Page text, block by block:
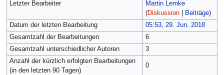
Letzter Bearbeiter
Martin Lemke
(Diskussion| Beiträge)
Datum der letzten Bearbeitung
05:53, 29. Jun. 2018
Gesamtzahl der Bearbeitungen
6
Gesamtzahl unterschiedlicher Autoren
3
Anzahl der kürzlich erfolgten Bearbeitungen
(in den letzten 90 Tagen)
0